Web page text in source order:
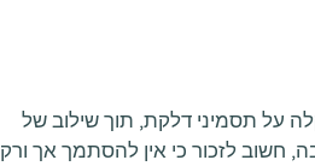
על תסמיני דלקת, תוך שילוב של
חשוב לזכור כי אין להסתמך אך ורק